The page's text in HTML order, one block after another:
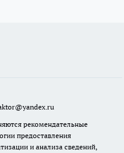
рекомендательные
предоставления
и анализа сведений,